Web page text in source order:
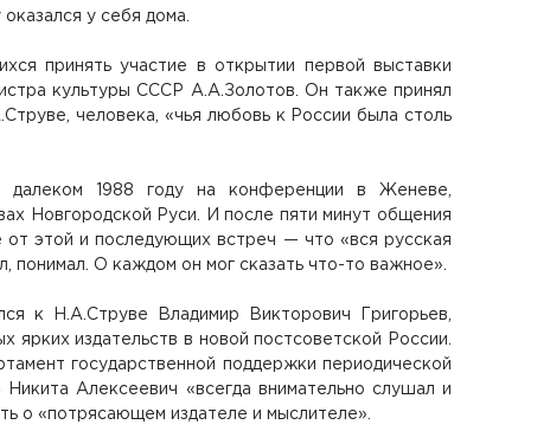
у себя дома.
принять участие в открытии первой выставки
культуры СССР А.А.Золотов. Он также принял
человека, «чья любовь к России была столь
1988 году на конференции в Женеве,
Новгородской Руси. И после пяти минут общения
этой и последующих встреч — что «вся русская
понимал. О каждом он мог сказать что-то важное».
к Н.А.Струве Владимир Викторович Григорьев,
издательств в новой постсоветской России.
государственной поддержки периодической
Алексеевич «всегда внимательно слушал и
о «потрясающем издателе и мыслителе».